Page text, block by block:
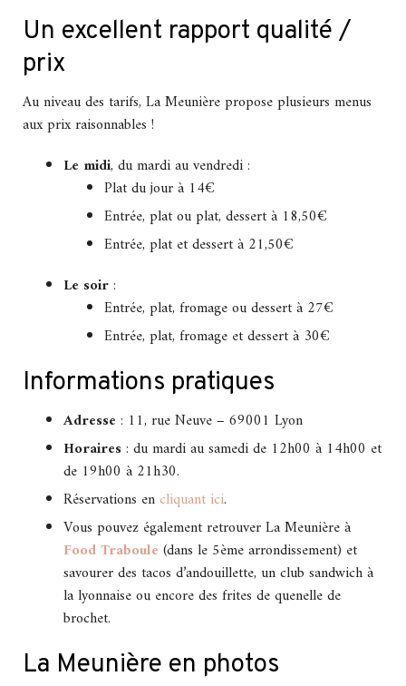
Un excellent rapport qualité /
prix
Au niveau des tarifs, La Meunière propose plusieurs menus
aux prix raisonnables !
Le midi, du mardi au vendredi :
Plat du jour à 14€
Entrée, plat ou plat, dessert à 18,50€
Entrée, plat et dessert à 21,50€
Le soir:
Entrée, plat, fromage ou dessert à 27€
Entrée, plat, fromage et dessert à 30€
Informations pratiques
Adresse : 11, rue Neuve – 69001 Lyon
Horaires: du mardi au samedi de 12h00 à 14h00 et
de 19h00 à 21h30.
Réservations encliquant ici.
Vous pouvez également retrouver La Meunière à
Food Traboule (dans le 5ème arrondissement) et
savourer des tacos d’andouillette, un club sandwich à
la lyonnaise ou encore des frites de quenelle de
brochet.
La Meunière en photos